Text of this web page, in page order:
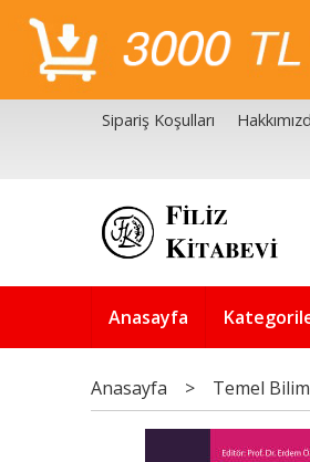
Sipariş Koşulları
Anasayfa
Anasayfa > Temel